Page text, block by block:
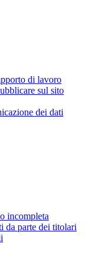
di lavoro
sul sito
dei dati
incompleta
da parte dei titolari